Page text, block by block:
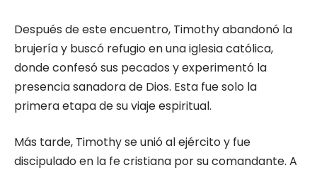
Después de este encuentro, Timothy abandonó la
brujería y buscó refugio en una iglesia católica,
donde confesó sus pecados y experimentó la
presencia sanadora de Dios. Esta fue solo la
primera etapa de su viaje espiritual.
Más tarde, Timothy se unió al ejército y fue
discipulado en la fe cristiana por su comandante. A